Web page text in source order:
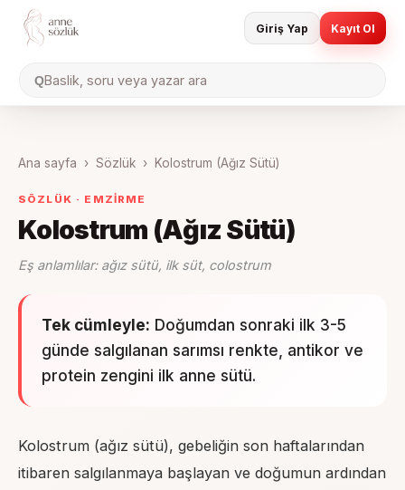
QBaslik, soru veya yazar ara
Giriş Yap Kayıt Ol
Ana sayfa › Sözlük › Kolostrum (Ağız Sütü)
SÖZLÜK · EMZIRME
Kolostrum (Ağız Sütü)
Eş anlamlılar: ağız sütü, ilk süt, colostrum
Tek cümleyle: Doğumdan sonraki ilk 3-5
günde salgılanan sarımsı renkte, antikor ve
protein zengini ilk anne sütü.
Kolostrum (ağız sütü), gebeliğin son haftalarından
itibaren salgılanmaya başlayan ve doğumun ardından